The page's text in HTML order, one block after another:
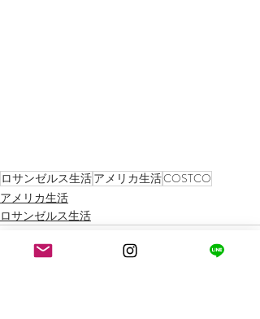
ロサンゼルス生活アメリカ生活COSTCO
アメリカ生活
ロサンゼルス生活